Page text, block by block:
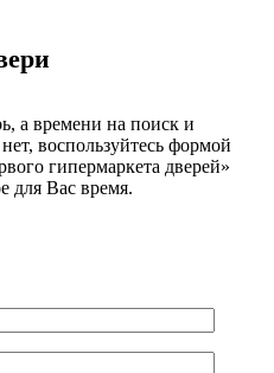
а времени на поиск и
воспользуйтесь формой
гипермаркета дверей»
для Вас время.